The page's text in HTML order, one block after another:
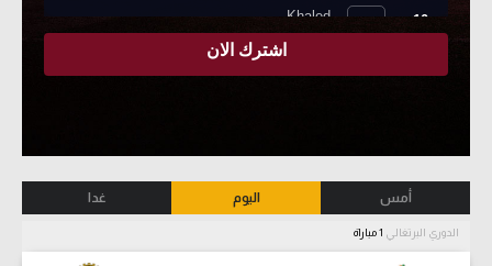
أمس اليوم غدا
الدوري البرتغالي